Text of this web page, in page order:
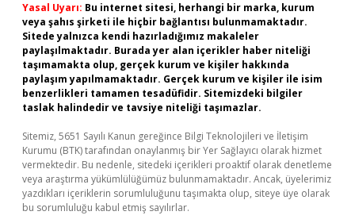
Yasal Uyarı: Bu internet sitesi, herhangi bir marka, kurum
veya şahıs şirketi ile hiçbir bağlantısı bulunmamaktadır.
Sitede yalnızca kendi hazırladığımız makaleler
paylaşılmaktadır. Burada yer alan içerikler haber niteliği
taşımamakta olup, gerçek kurum ve kişiler hakkında
paylaşım yapılmamaktadır. Gerçek kurum ve kişiler ile isim
benzerlikleri tamamen tesadüfidir. Sitemizdeki bilgiler
taslak halindedir ve tavsiye niteliği taşımazlar.
Sitemiz, 5651 Sayılı Kanun gereğince Bilgi Teknolojileri ve İletişim
Kurumu (BTK) tarafından onaylanmış bir Yer Sağlayıcı olarak hizmet
vermektedir. Bu nedenle, sitedeki içerikleri proaktif olarak denetleme
veya araştırma yükümlülüğümüz bulunmamaktadır. Ancak, üyelerimiz
yazdıkları içeriklerin sorumluluğunu taşımakta olup, siteye üye olarak
bu sorumluluğu kabul etmiş sayılırlar.